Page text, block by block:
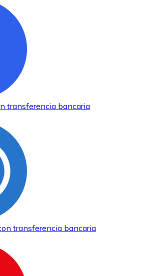
transferencia bancaria
transferencia bancaria